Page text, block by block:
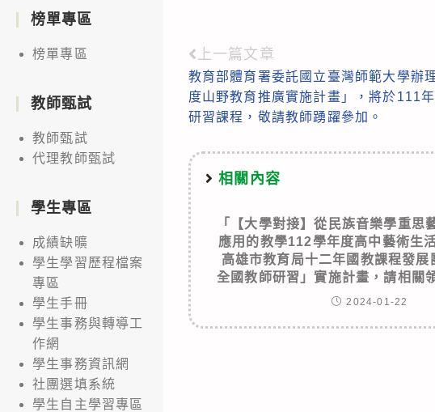
Read
more
articles
上一篇文章
教育部體育署委託國立臺灣師範大學辦
度山野教育推廣實施計畫」，將於111
研習課程，敬請教師踴躍參加。
相關內容
「【大學對接】從民族音樂學重思
應用的教學112學年度高中藝術生
高雄市教育局十二年國教課程發展
全國教師研習」實施計畫，請相關
2024-01-22
榜單專區
榜單專區
教師甄試
教師甄試
代理教師甄試
學生專區
成績缺曠
學生學習歷程檔案
專區
學生手冊
學生事務與轉導工
作網
學生事務資訊網
社團選填系統
學生自主學習專區